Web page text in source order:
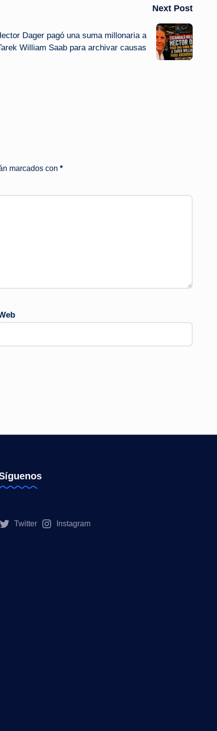
Next Post
Dager pagó una suma millonaria a
William Saab para archivar causas
marcados con *
Twitter Instagram